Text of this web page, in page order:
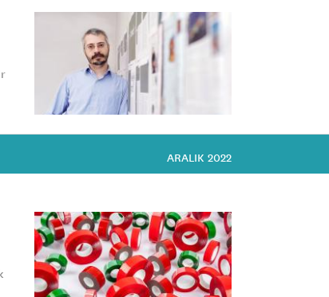
ARALIK 2022